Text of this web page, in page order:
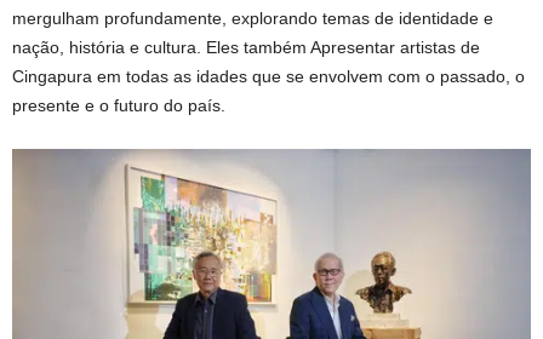
mergulham profundamente, explorando temas de identidade e
nação, história e cultura. Eles também Apresentar artistas de
Cingapura em todas as idades que se envolvem com o passado, o
presente e o futuro do país.